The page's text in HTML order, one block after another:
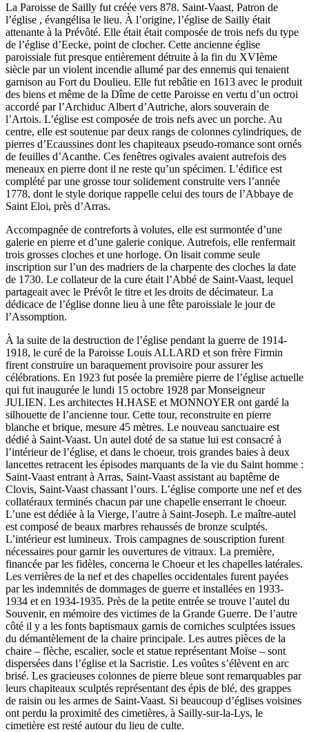
La Paroisse de Sailly fut créée vers 878. Saint-Vaast, Patron de
l’église , évangélisa le lieu. À l’origine, l’église de Sailly était
attenante à la Prévôté. Elle était était composée de trois nefs du type
de l’église d’Eecke, point de clocher. Cette ancienne église
paroissiale fut presque entièrement détruite à la fin du XVIème
siècle par un violent incendie allumé par des ennemis qui tenaient
garnison au Fort du Doulieu. Elle fut rebâtie en 1613 avec le produit
des biens et même de la Dîme de cette Paroisse en vertu d’un octroi
accordé par l’Archiduc Albert d’Autriche, alors souverain de
l’Artois. L’église est composée de trois nefs avec un porche. Au
centre, elle est soutenue par deux rangs de colonnes cylindriques, de
pierres d’Ecaussines dont les chapiteaux pseudo-romance sont ornés
de feuilles d’Acanthe. Ces fenêtres ogivales avaient autrefois des
meneaux en pierre dont il ne reste qu’un spécimen. L’édifice est
complété par une grosse tour solidement construite vers l’année
1778, dont le style dorique rappelle celui des tours de l’Abbaye de
Saint Eloi, près d’Arras.
Accompagnée de contreforts à volutes, elle est surmontée d’une
galerie en pierre et d’une galerie conique. Autrefois, elle renfermait
trois grosses cloches et une horloge. On lisait comme seule
inscription sur l’un des madriers de la charpente des cloches la date
de 1730. Le collateur de la cure était l’Abbé de Saint-Vaast, lequel
partageait avec le Prévôt le titre et les droits de décimateur. La
dédicace de l’église donne lieu à une fête paroissiale le jour de
l’Assomption.
À la suite de la destruction de l’église pendant la guerre de 1914-
1918, le curé de la Paroisse Louis ALLARD et son frère Firmin
firent construire un baraquement provisoire pour assurer les
célébrations. En 1923 fut posée la première pierre de l’église actuelle
qui fut inaugurée le lundi 15 octobre 1928 par Monseigneur
JULIEN. Les architectes H.HASE et MONNOYER ont gardé la
silhouette de l’ancienne tour. Cette tour, reconstruite en pierre
blanche et brique, mesure 45 mètres. Le nouveau sanctuaire est
dédié à Saint-Vaast. Un autel doté de sa statue lui est consacré à
l’intérieur de l’église, et dans le choeur, trois grandes baies à deux
lancettes retracent les épisodes marquants de la vie du Saint homme :
Saint-Vaast entrant à Arras, Saint-Vaast assistant au baptême de
Clovis, Saint-Vaast chassant l’ours. L’église comporte une nef et des
collatéraux terminés chacun par une chapelle enserrant le choeur.
L’une est dédiée à la Vierge, l’autre à Saint-Joseph. Le maître-autel
est composé de beaux marbres rehaussés de bronze sculptés.
L’intérieur est lumineux. Trois campagnes de souscription furent
nécessaires pour garnir les ouvertures de vitraux. La première,
financée par les fidèles, concerna le Choeur et les chapelles latérales.
Les verrières de la nef et des chapelles occidentales furent payées
par les indemnités de dommages de guerre et installées en 1933-
1934 et en 1934-1935. Près de la petite entrée se trouve l’autel du
Souvenir, en mémoire des victimes de la Grande Guerre. De l’autre
côté il y a les fonts baptismaux garnis de corniches sculptées issues
du démantèlement de la chaire principale. Les autres pièces de la
chaire – flèche, escalier, socle et statue représentant Moïse – sont
dispersées dans l’église et la Sacristie. Les voûtes s’élèvent en arc
brisé. Les gracieuses colonnes de pierre bleue sont remarquables par
leurs chapiteaux sculptés représentant des épis de blé, des grappes
de raisin ou les armes de Saint-Vaast. Si beaucoup d’églises voisines
ont perdu la proximité des cimetières, à Sailly-sur-la-Lys, le
cimetière est resté autour du lieu de culte.